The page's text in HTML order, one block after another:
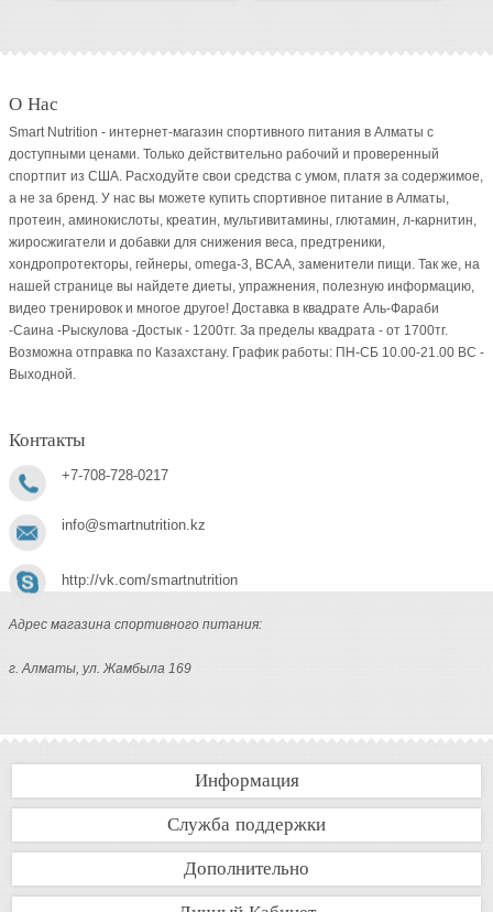
О Нас
Smart Nutrition - интернет-магазин спортивного питания в Алматы с
доступными ценами. Только действительно рабочий и проверенный
спортпит из США. Расходуйте свои средства с умом, платя за содержимое,
а не за бренд. У нас вы можете купить спортивное питание в Алматы,
протеин, аминокислоты, креатин, мультивитамины, глютамин, л-карнитин,
жиросжигатели и добавки для снижения веса, предтреники,
хондропротекторы, гейнеры, omega-3, BCAA, заменители пищи. Так же, на
нашей странице вы найдете диеты, упражнения, полезную информацию,
видео тренировок и многое другое! Доставка в квадрате Аль-Фараби
-Саина -Рыскулова -Достык - 1200тг. За пределы квадрата - от 1700тг.
Возможна отправка по Казахстану. График работы: ПН-СБ 10.00-21.00 ВC -
Выходной.
Контакты
+7-708-728-0217
info@smartnutrition.kz
http://vk.com/smartnutrition
Адрес магазина спортивного питания:
г. Алматы, ул. Жамбыла 169
Информация
Служба поддержки
Дополнительно